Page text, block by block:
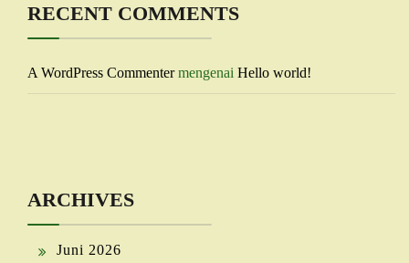
RECENT COMMENTS
A WordPress Commentermengenai Hello world!
ARCHIVES
Juni 2026